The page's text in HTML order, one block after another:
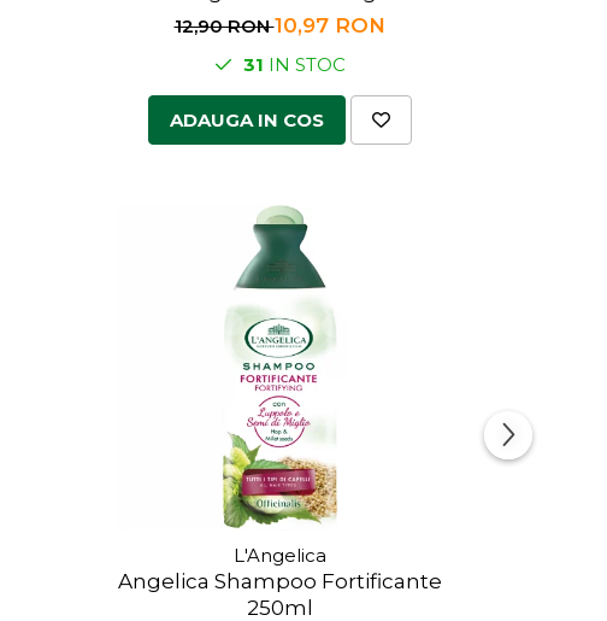
12,90 RON10,97 RON
31 IN STOC
ADAUGA IN COS
L'Angelica
Angelica Shampoo Fortificante
250ml